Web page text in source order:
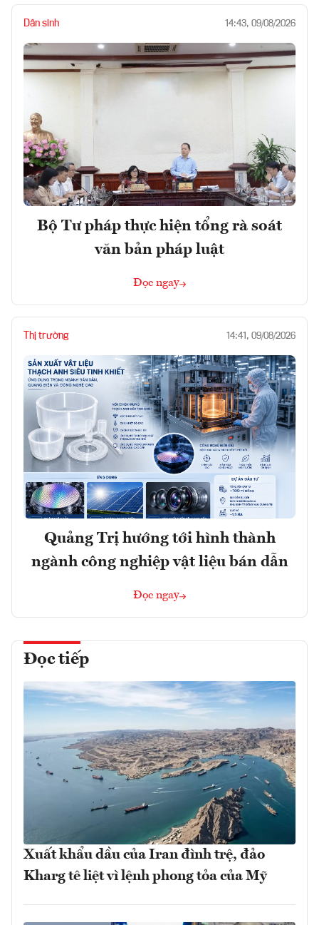
Dân sinh 14:43, 09/08/2026
Bộ Tư pháp thực hiện tổng rà soát
văn bản pháp luật
Đọc ngay
Thị trường 14:41, 09/08/2026
Quảng Trị hướng tới hình thành
ngành công nghiệp vật liệu bán dẫn
Đọc ngay
Đọc tiếp
Xuất khẩu dầu của Iran đình trệ, đảo
Kharg tê liệt vì lệnh phong tỏa của Mỹ